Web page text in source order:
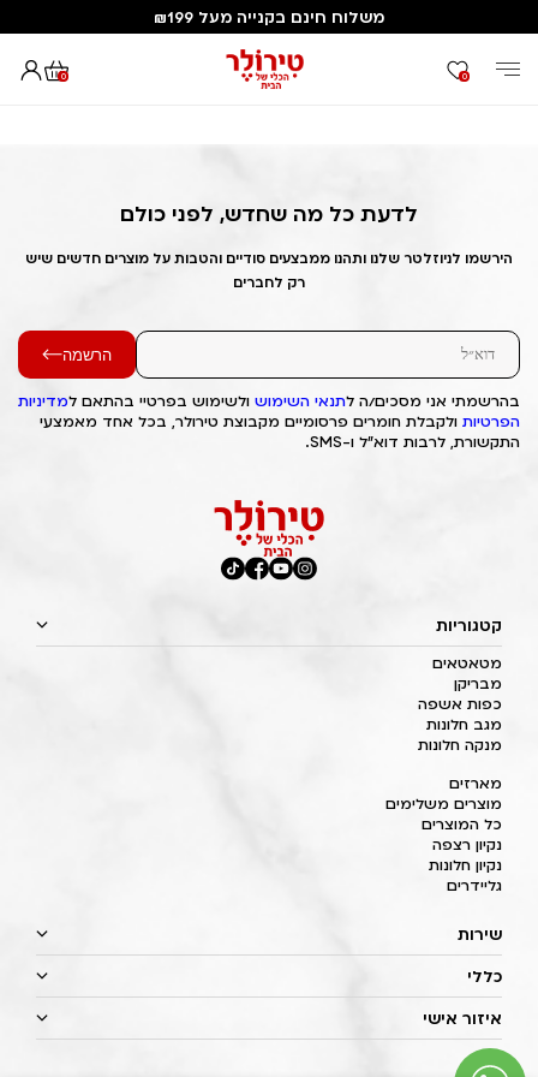
משלוח חינם בקנייה מעל ₪199
0 0
דף הבית Out of Stock Alert 2025/09/26 1758880450
לדעת כל מה שחדש, לפני כולם
הירשמו לניוזלטר שלנו ותהנו ממבצעים סודיים והטבות על מוצרים חדשים שיש
רק לחברים
הרשמה
בהרשמתי אני מסכים/ה לתנאי השימוש ולשימוש בפרטיי בהתאם למדיניות
הפרטיות ולקבלת חומרים פרסומיים מקבוצת טירולר, בכל אחד מאמצעי
התקשורת, לרבות דוא"ל ו-SMS.
קטגוריות
מטאטאים
מבריקן
כפות אשפה
מגב חלונות
מנקה חלונות
מארזים
מוצרים משלימים
כל המוצרים
נקיון רצפה
נקיון חלונות
גליידרים
שירות
כללי
איזור אישי